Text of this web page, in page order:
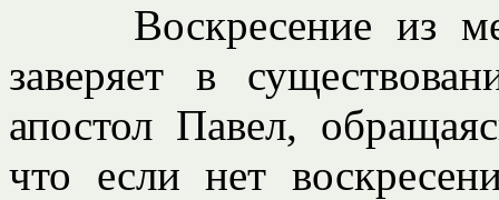
Воскресение из
заверяет в
апостол Павел,
что если нет